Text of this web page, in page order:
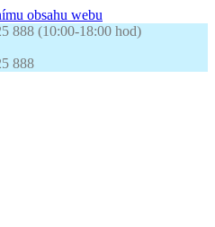
obsahu webu
888 (10:00-18:00 hod)
888